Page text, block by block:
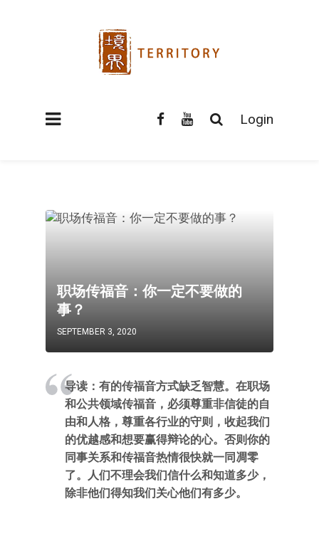
Login
职场传福音：你一定不要做的
事？
SEPTEMBER 3, 2020
导读： 有的传福音方式缺乏智慧。在职场
和公共领域传福音，必须尊重非信徒的自
由和人格，尊重各行业的守则，收起我们
的优越感和想要赢得辩论的心。否则你的
同事关系和传福音热情很快就一同凋零
了。人们不理会我们信什么和知道多少，
除非他们得知我们关心他们有多少。